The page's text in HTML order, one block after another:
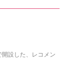
設した、レコメン